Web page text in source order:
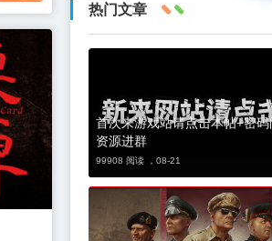
热门文章
首次来游戏站请点击本帖+密
资源进群
99908 阅读 ， 08-21